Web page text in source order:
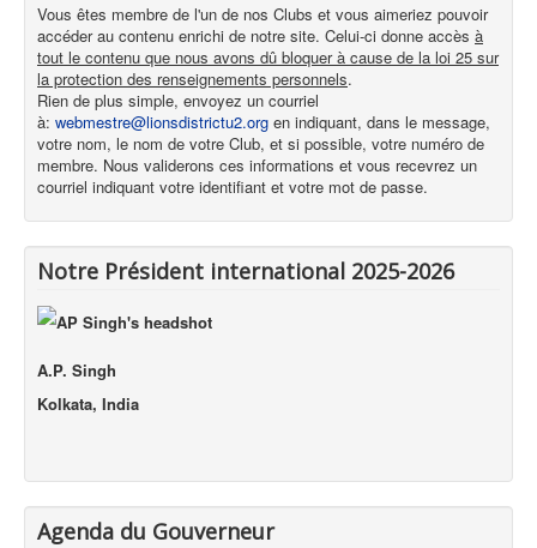
Vous êtes membre de l'un de nos Clubs et vous aimeriez pouvoir
accéder au contenu enrichi de notre site. Celui-ci donne accès à
tout le contenu que nous avons dû bloquer à cause de la loi 25 sur
la protection des renseignements personnels.
Rien de plus simple, envoyez un courriel
à: webmestre@lionsdistrictu2.org en indiquant, dans le message,
votre nom, le nom de votre Club, et si possible, votre numéro de
membre. Nous validerons ces informations et vous recevrez un
courriel indiquant votre identifiant et votre mot de passe.
Notre Président international 2025-2026
A.P. Singh
Kolkata, India
Agenda du Gouverneur